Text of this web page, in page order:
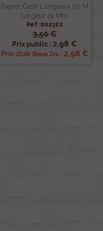
Papier Cash Longueur 50 M
Largeur 19 Mm
Ref :002322
3,50 €
Prix public : 2,98 €
Prix club Renov 2cv : 2,98 €